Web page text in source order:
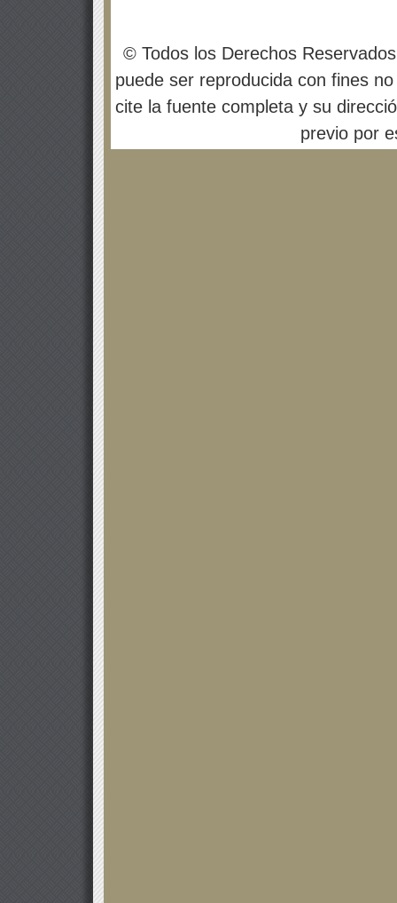
© Todos los Derechos
puede ser reproducida con fines
cite la fuente completa y su
previo por